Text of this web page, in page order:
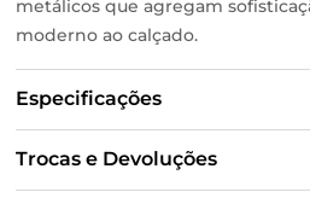
metálicos que agregam
moderno ao calçado.
Especificações
Trocas e Devoluções